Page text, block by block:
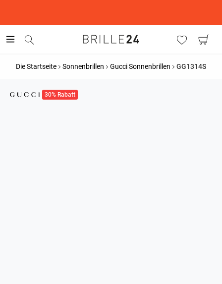
Die Startseite Sonnenbrillen Gucci Sonnenbrillen GG1314S
30% Rabatt